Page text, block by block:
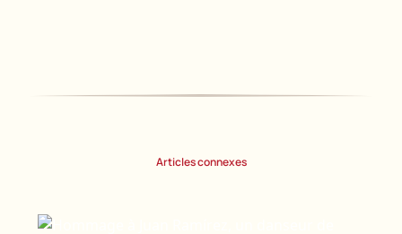
Articles connexes